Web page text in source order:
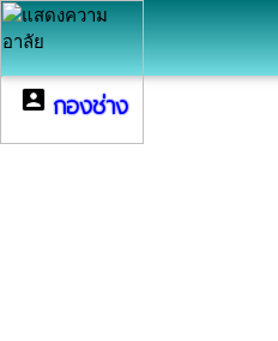
account_box กองช่าง